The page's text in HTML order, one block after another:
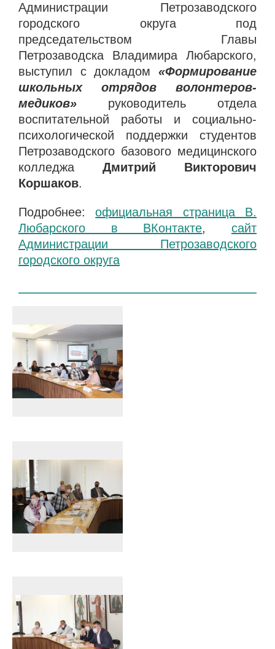
Администрации Петрозаводского
городского округа под
председательством Главы
Петрозаводска Владимира Любарского,
выступил с докладом «Формирование
школьных отрядов волонтеров-
медиков»
руководитель отдела
воспитательной работы и социально-
психологической поддержки студентов
Петрозаводского базового медицинского
колледжа Дмитрий Викторович
Коршаков.
Подробнее:официальная страница В.
Любарского в ВКонтакте,сайт
Администрации Петрозаводского
городского округа